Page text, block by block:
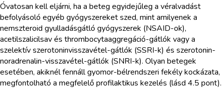
Óvatosan kell eljárni, ha a beteg egyidejűleg a véralvadást
befolyásoló egyéb gyógyszereket szed, mint amilyenek a
nemszteroid gyulladásgátló gyógyszerek (NSAID-ok),
acetilszalicilsav és thrombocytaaggregáció-gátlók vagy a
szelektív szerotoninvisszavétel-gátlók (SSRI-k) és szerotonin-
noradrenalin-visszavétel-gátlók (SNRI-k). Olyan betegek
esetében, akiknél fennáll gyomor-bélrendszeri fekély kockázata,
megfontolható a megfelelő profilaktikus kezelés (lásd 4.5 pont).